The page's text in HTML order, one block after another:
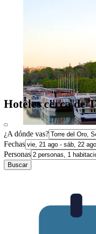
Hoteles cerca de
¿A dónde vas?
Fechas
Personas
Buscar